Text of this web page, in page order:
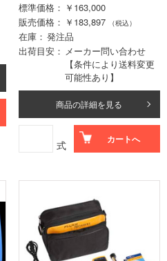
標準価格
￥163,000
販売価格
￥183,897 （税込）
在庫
発注品
出荷目安
メーカー問い合わせ
【条件により送料変更
可能性あり】
商品の詳細を見る
式 カートへ